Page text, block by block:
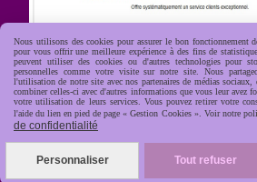
apide, soignée,
Nous utilisons des cookies pour assurer le bon fonctionnement
pour vous offrir une meilleure expérience à des fins de
peuvent utiliser des cookies ou d'autres technologies pour
personnelles comme votre visite sur notre site. Nous
l'utilisation de notre site avec nos partenaires de médias
combiner celles-ci avec d'autres informations que vous leur avez
votre utilisation de leurs services. Vous pouvez retirer votre
l'aide du lien en pied de page « Gestion Cookies ». Voir notre
de confidentialité
Personnaliser Tout refuser